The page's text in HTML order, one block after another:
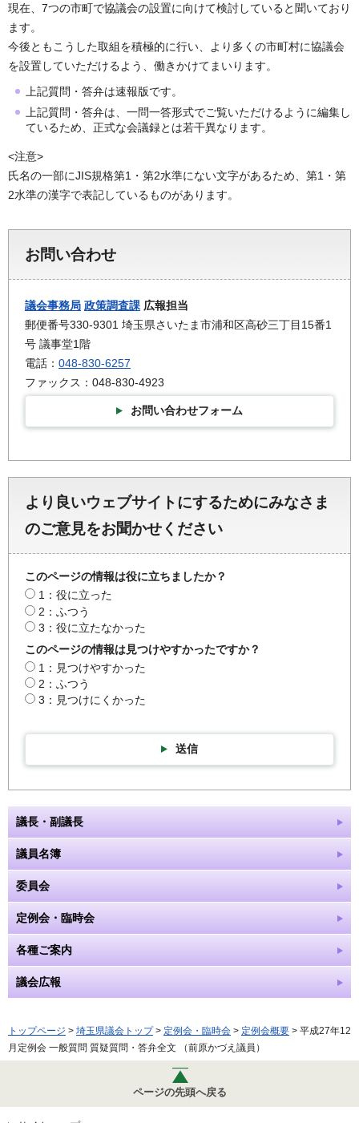
現在、7つの市町で協議会の設置に向けて検討していると聞いており
ます。
今後ともこうした取組を積極的に行い、より多くの市町村に協議会
を設置していただけるよう、働きかけてまいります。
上記質問・答弁は速報版です。
上記質問・答弁は、一問一答形式でご覧いただけるように編集し
ているため、正式な会議録とは若干異なります。
<注意>
氏名の一部にJIS規格第1・第2水準にない文字があるため、第1・第
2水準の漢字で表記しているものがあります。
お問い合わせ
議会事務局 政策調査課 広報担当
郵便番号330-9301 埼玉県さいたま市浦和区高砂三丁目15番1
号 議事堂1階
電話： 048-830-6257
ファックス：048-830-4923
お問い合わせフォーム
より良いウェブサイトにするためにみなさま
のご意見をお聞かせください
このページの情報は役に立ちましたか？
1：役に立った
2：ふつう
3：役に立たなかった
このページの情報は見つけやすかったですか？
1：見つけやすかった
2：ふつう
3：見つけにくかった
送信
議長・副議長
議員名簿
委員会
定例会・臨時会
各種ご案内
議会広報
トップページ > 埼玉県議会トップ> 定例会・臨時会 > 定例会概要 > 平成27年12
月定例会 一般質問 質疑質問・答弁全文 （前原かづえ議員）
ページの先頭へ戻る